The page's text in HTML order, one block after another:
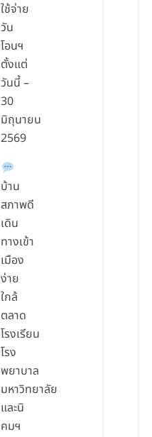
ใช้จ่าย
วัน
โอนฯ
ตั้งแต่
วันนี้ –
30
มิถุนายน
2569
บ้าน
สภาพดี
เดิน
ทางเข้า
เมือง
ง่าย
ใกล้
ตลาด
โรงเรียน
โรง
พยาบาล
มหาวิทยาลัย
และนิ
คมฯ